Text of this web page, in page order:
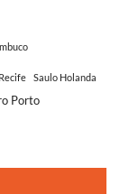
Recife Saulo Holanda
Porto